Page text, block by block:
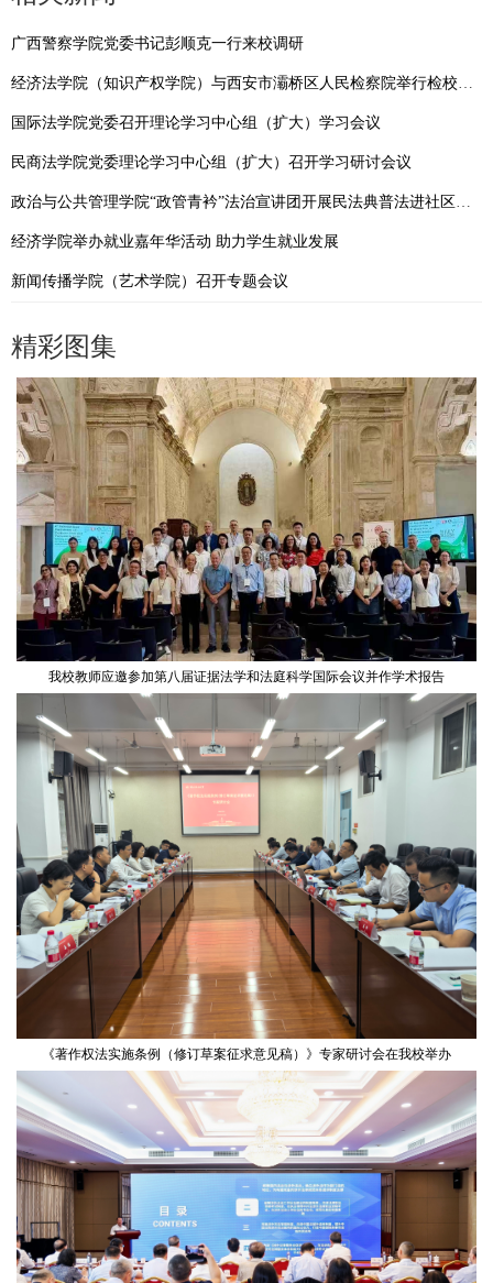
广西警察学院党委书记彭顺克一行来校调研
经济法学院（知识产权学院）与西安市灞桥区人民检察院举行检校合作启动仪式
国际法学院党委召开理论学习中心组（扩大）学习会议
民商法学院党委理论学习中心组（扩大）召开学习研讨会议
政治与公共管理学院“政管青衿”法治宣讲团开展民法典普法进社区活动
经济学院举办就业嘉年华活动 助力学生就业发展
新闻传播学院（艺术学院）召开专题会议
精彩图集
我校教师应邀参加第八届证据法学和法庭科学国际会议并作学术报告
《著作权法实施条例（修订草案征求意见稿）》专家研讨会在我校举办